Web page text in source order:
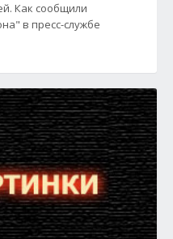
Как сообщили
в пресс-службе